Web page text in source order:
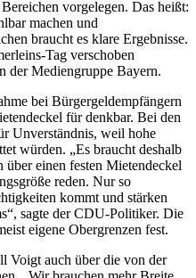
vorgelegen. Das heißt:
machen und
braucht es klare Ergebnisse.
Tag verschoben
der Mediengruppe Bayern.
bei Bürgergeldempfängern
für denkbar. Bei den
Unverständnis, weil hohe
würden. „Es braucht deshalb
einen festen Mietendeckel
reden. Nur so
kommt und stärken
sagte der CDU-Politiker. Die
eigene Obergrenzen fest.
Voigt auch über die von der